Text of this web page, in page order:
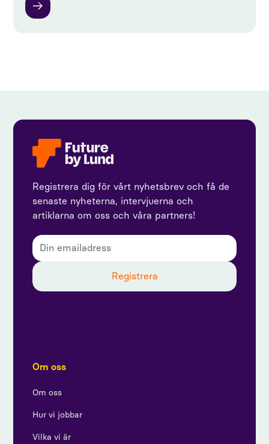
Registrera dig för vårt nyhetsbrev och få de
senaste nyheterna, intervjuerna och
artiklarna om oss och våra partners!
Om oss
Om oss
Hur vi jobbar
Vilka vi är